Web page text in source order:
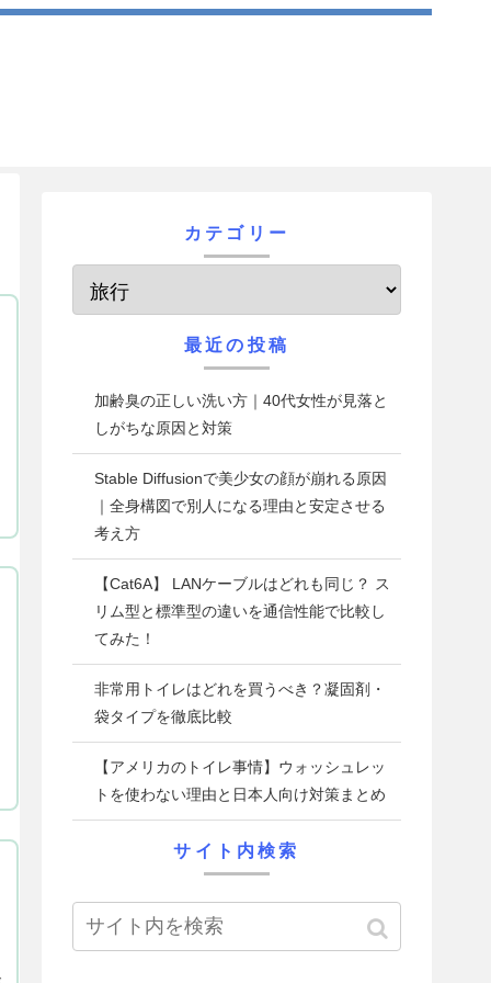
カテゴリー
最近の投稿
加齢臭の正しい洗い方｜40代女性が見落と
しがちな原因と対策
Stable Diffusionで美少女の顔が崩れる原因
｜全身構図で別人になる理由と安定させる
考え方
【Cat6A】 LANケーブルはどれも同じ？ ス
リム型と標準型の違いを通信性能で比較し
てみた！
非常用トイレはどれを買うべき？凝固剤・
袋タイプを徹底比較
【アメリカのトイレ事情】ウォッシュレッ
トを使わない理由と日本人向け対策まとめ
サイト内検索